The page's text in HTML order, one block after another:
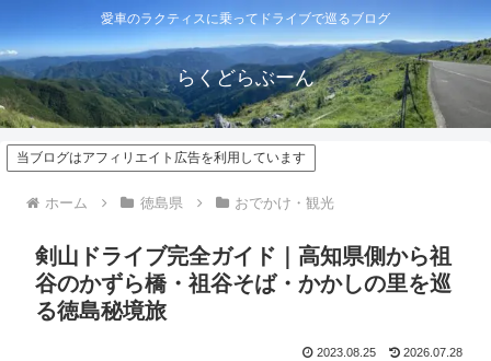
愛車のラクティスに乗ってドライブで巡るブログ
らくどらぶーん
当ブログはアフィリエイト広告を利用しています
ホーム 徳島県 おでかけ・観光
剣山ドライブ完全ガイド｜高知県側から祖
谷のかずら橋・祖谷そば・かかしの里を巡
る徳島秘境旅
2023.08.25 2026.07.28